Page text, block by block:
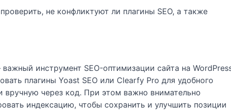
не конфликтуют ли плагины SEO, а также
инструмент SEO-оптимизации сайта на
плагины Yoast SEO или Clearfy Pro для удобного
вручную через код. При этом важно внимательно
индексацию, чтобы сохранить и улучшить позиции